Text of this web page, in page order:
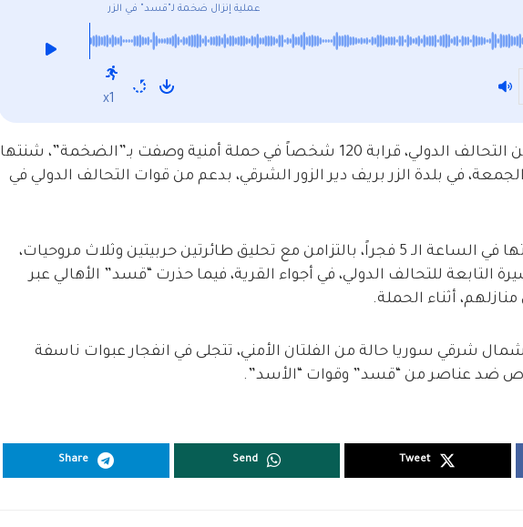
عملية إنزال ضخمة لـ"قسد" في الزر
x1
اعتقلت “قسد” وبدعم من التحالف الدولي، قرابة 120 شخصاً في حملة أمنية وصفت بـ”الضخمة”، شنتها
في بلدة الزر بريف دير الزور الشرقي، بدعم من قوات التحالف الدولي في
وبلغت عملية الدهم ذروتها في الساعة الـ 5 فجراً، بالتزامن مع تحليق طائرتين حربيتين وثلاث مروحيات،
التابعة للتحالف الدولي، في أجواء القرية، فيما حذرت “قسد” الأهالي عبر
أثناء الحملة.
شرقي سوريا حالة من الفلتان الأمني، تتجلى في انفجار عبوات ناسفة
ضد عناصر من “قسد” وقوات “الأسد”.
Tweet
Send
Share